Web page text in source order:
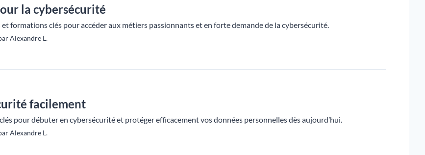
la cybersécurité
formations clés pour accéder aux métiers passionnants et en forte demande de la cybersécurité.
Alexandre L.
facilement
pour débuter en cybersécurité et protéger efficacement vos données personnelles dès aujourd’hui.
Alexandre L.